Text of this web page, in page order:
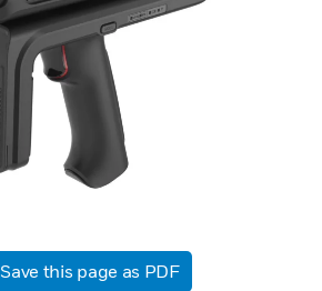
Save this page as PDF